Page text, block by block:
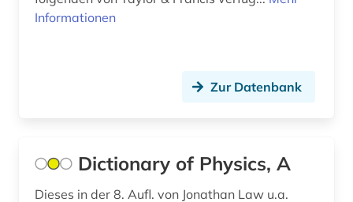
verhaltenswissenschaften (1)
weltraumforschung (1)
Informationen
Zur Datenbank
Dictionary of Physics, A
Dieses in der 8. Aufl. von Jonathan Law u.a.